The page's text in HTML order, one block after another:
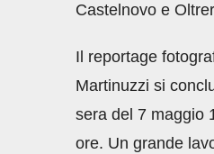
Castelnovo e
Il reportage
Martinuzzi si
sera del 7 maggio
ore. Un grande